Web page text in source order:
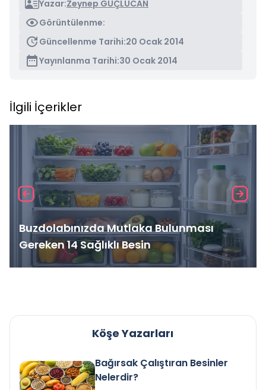
Yazar:Zeynep GÜÇLÜCAN
Görüntülenme:
Güncellenme Tarihi:20 Ocak 2014
Yayınlanma Tarihi:30 Ocak 2014
İlgili İçerikler
Buzdolabınızda Mutlaka Bulunması
Gereken 14 Sağlıklı Besin
Köşe Yazarları
Bağırsak Çalıştıran Besinler
Nelerdir?